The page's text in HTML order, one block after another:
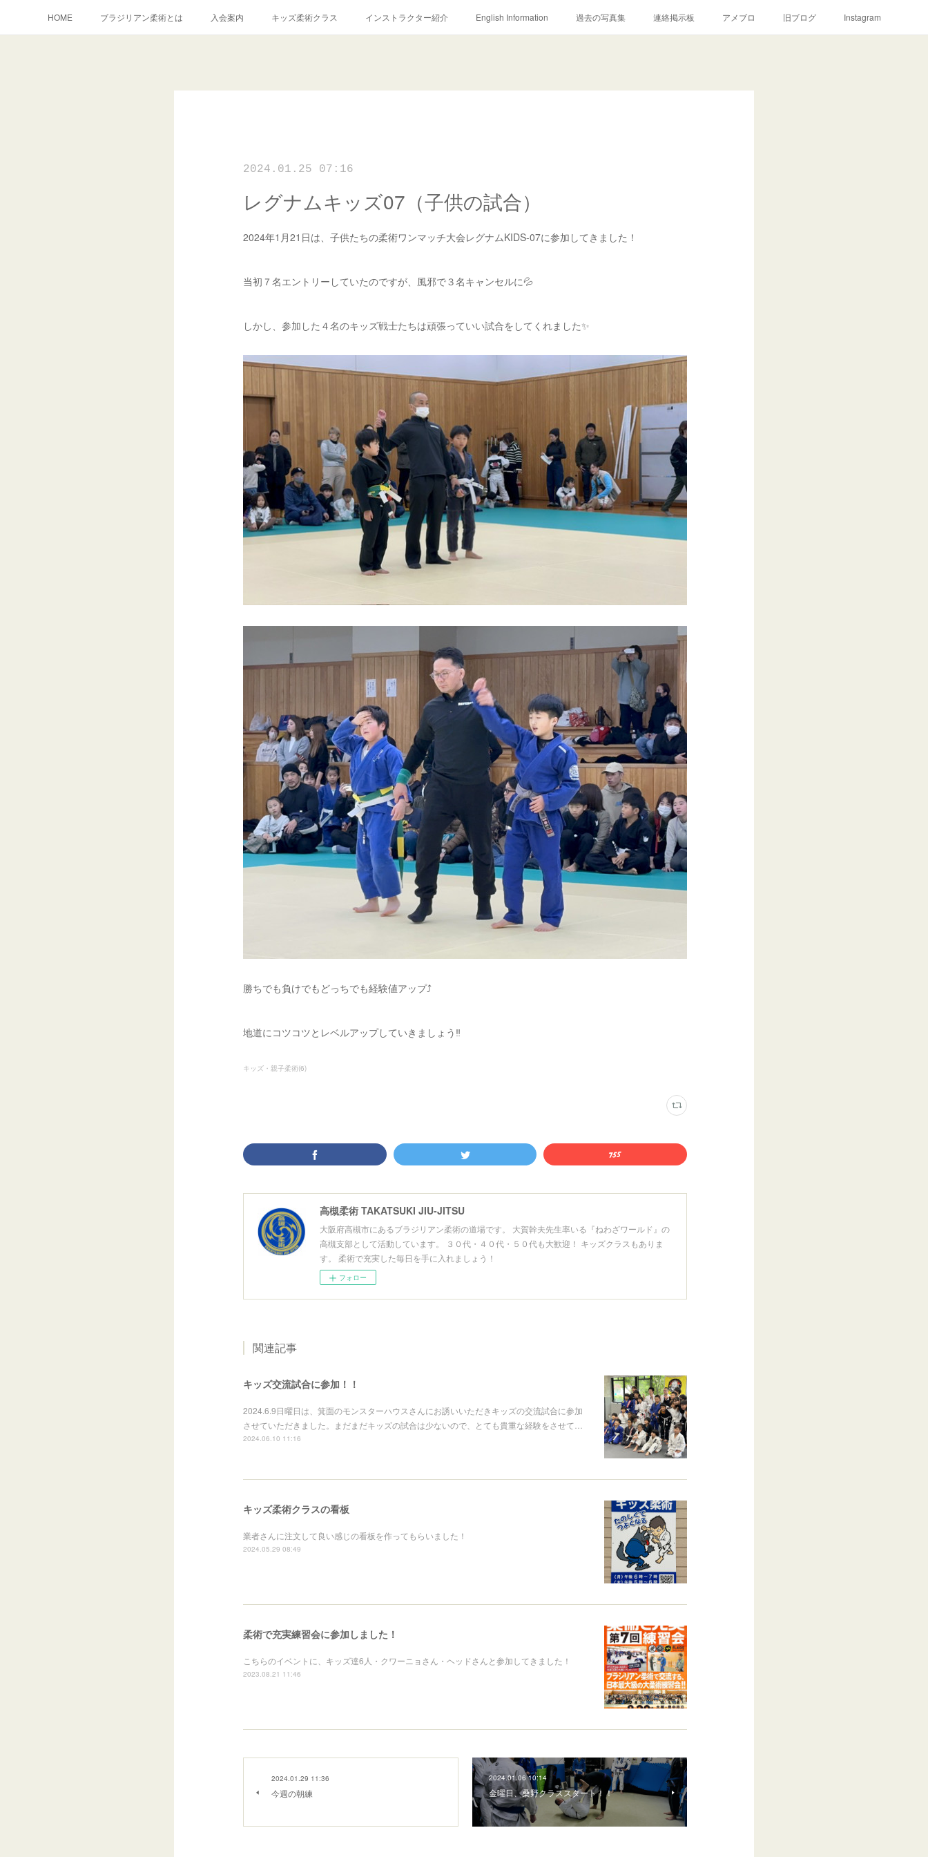
HOME ブラジリアン柔術とは 入会案内 キッズ柔術クラス インストラクター紹介 English Information 過去の写真集 連絡掲示板 アメブロ 旧ブログ Instagram
2024.01.25 07:16
レグナムキッズ07（子供の試合）
2024年1月21日は、子供たちの柔術ワンマッチ大会レグナムKIDS-07に参加してきました！
当初７名エントリーしていたのですが、風邪で３名キャンセルに💦
しかし、参加した４名のキッズ戦士たちは頑張っていい試合をしてくれました✨
勝ちでも負けでもどっちでも経験値アップ⤴️
地道にコツコツとレベルアップしていきましょう‼️
キッズ・親子柔術(6)
高槻柔術 TAKATSUKI JIU-JITSU
大阪府高槻市にあるブラジリアン柔術の道場です。 大賀幹夫先生率いる『ねわざワールド』の
高槻支部として活動しています。 ３０代・４０代・５０代も大歓迎！ キッズクラスもありま
す。 柔術で充実した毎日を手に入れましょう！
フォロー
関連記事
キッズ交流試合に参加！！
2024.6.9日曜日は、箕面のモンスターハウスさんにお誘いいただきキッズの交流試合に参加
させていただきました。まだまだキッズの試合は少ないので、とても貴重な経験をさせて…
2024.06.10 11:16
キッズ柔術クラスの看板
業者さんに注文して良い感じの看板を作ってもらいました！
2024.05.29 08:49
柔術で充実練習会に参加しました！
こちらのイベントに、キッズ達6人・クワーニョさん・ヘッドさんと参加してきました！
2023.08.21 11:46
2024.01.29 11:36
今週の朝練
2024.01.06 10:14
金曜日、桑野クラススタート！！